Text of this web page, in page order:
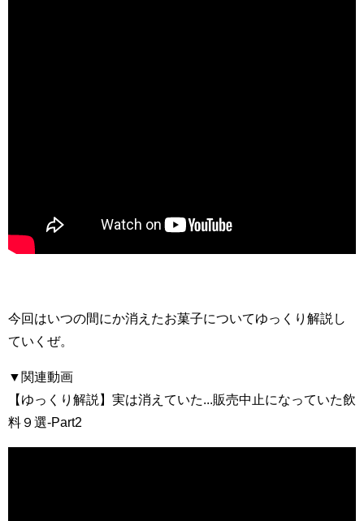
今回はいつの間にか消えたお菓子についてゆっくり解説し
ていくぜ。
▼関連動画
【ゆっくり解説】実は消えていた...販売中止になっていた飲
料９選-Part2